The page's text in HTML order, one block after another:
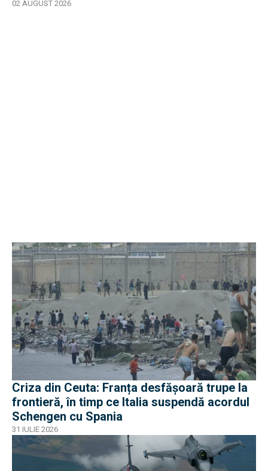
2015
02 AUGUST 2026
Criza din Ceuta: Franța desfășoară trupe la
frontieră, în timp ce Italia suspendă acordul
Schengen cu Spania
31 IULIE 2026